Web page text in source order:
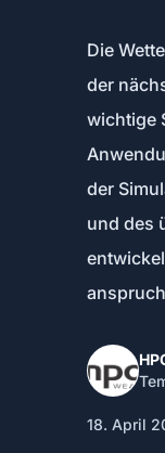
Die
der
wichtige
der
und des
18. April